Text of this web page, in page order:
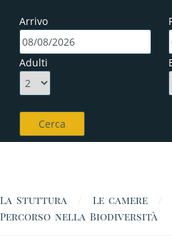
Arrivo
Adulti
La Stuttura Le camere
Percorso nella Biodiversità